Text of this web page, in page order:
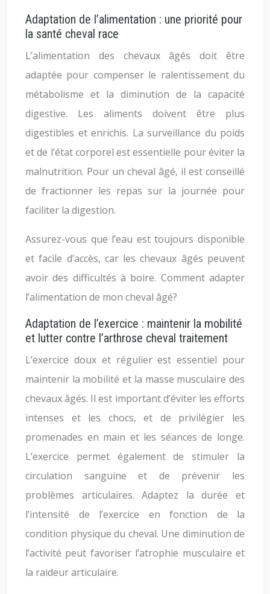
Adaptation de l’alimentation : une priorité pour
la santé cheval race
L’alimentation des chevaux âgés doit être
adaptée pour compenser le ralentissement du
métabolisme et la diminution de la capacité
digestive. Les aliments doivent être plus
digestibles et enrichis. La surveillance du poids
et de l’état corporel est essentielle pour éviter la
malnutrition. Pour un cheval âgé, il est conseillé
de fractionner les repas sur la journée pour
faciliter la digestion.
Assurez-vous que l’eau est toujours disponible
et facile d’accès, car les chevaux âgés peuvent
avoir des difficultés à boire. Comment adapter
l’alimentation de mon cheval âgé?
Adaptation de l’exercice : maintenir la mobilité
et lutter contre l’arthrose cheval traitement
L’exercice doux et régulier est essentiel pour
maintenir la mobilité et la masse musculaire des
chevaux âgés. Il est important d’éviter les efforts
intenses et les chocs, et de privilégier les
promenades en main et les séances de longe.
L’exercice permet également de stimuler la
circulation sanguine et de prévenir les
problèmes articulaires. Adaptez la durée et
l’intensité de l’exercice en fonction de la
condition physique du cheval. Une diminution de
l’activité peut favoriser l’atrophie musculaire et
la raideur articulaire.